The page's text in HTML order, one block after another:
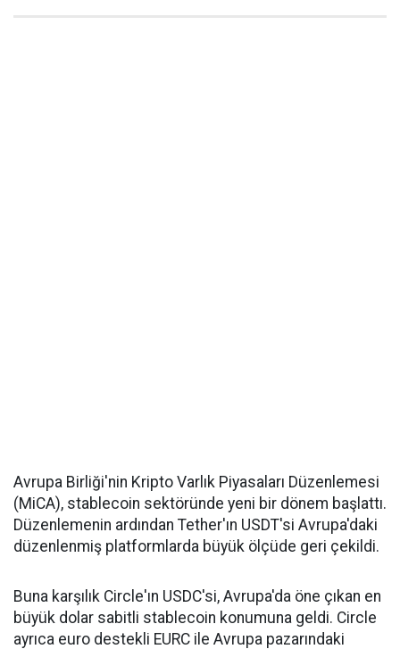
Avrupa Birliği'nin Kripto Varlık Piyasaları Düzenlemesi
(MiCA), stablecoin sektöründe yeni bir dönem başlattı.
Düzenlemenin ardından Tether'ın USDT'si Avrupa'daki
düzenlenmiş platformlarda büyük ölçüde geri çekildi.
Buna karşılık Circle'ın USDC'si, Avrupa'da öne çıkan en
büyük dolar sabitli stablecoin konumuna geldi. Circle
ayrıca euro destekli EURC ile Avrupa pazarındaki